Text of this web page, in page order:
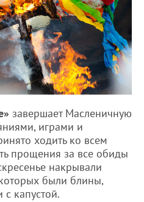
завершает Масленичную
играми и
ходить ко всем
прощения за все обиды
накрывали
были блины,
капустой.